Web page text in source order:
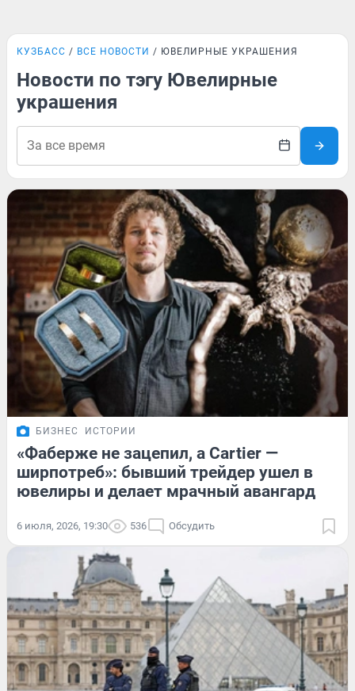
КУЗБАСС ВСЕ НОВОСТИ ЮВЕЛИРНЫЕ УКРАШЕНИЯ
Новости по тэгу Ювелирные
украшения
БИЗНЕС ИСТОРИИ
«Фаберже не зацепил, а Cartier —
ширпотреб»: бывший трейдер ушел в
ювелиры и делает мрачный авангард
6 июля, 2026, 19:30 536 Обсудить